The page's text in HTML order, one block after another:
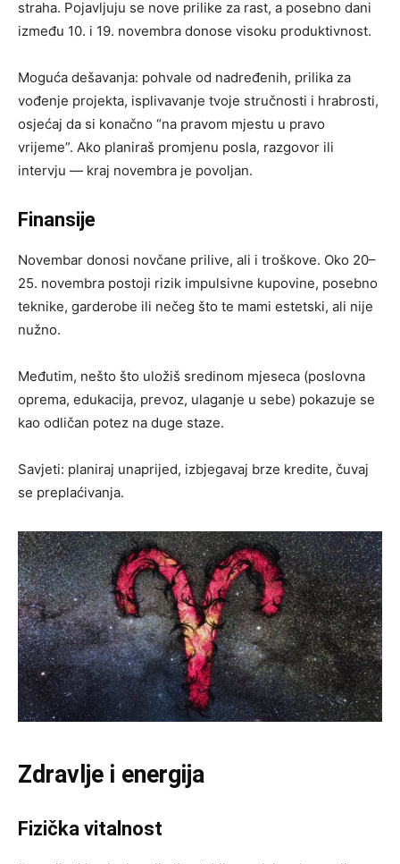
straha. Pojavljuju se nove prilike za rast, a posebno dani
između 10. i 19. novembra donose visoku produktivnost.
Moguća dešavanja: pohvale od nadređenih, prilika za
vođenje projekta, isplivavanje tvoje stručnosti i hrabrosti,
osjećaj da si konačno “na pravom mjestu u pravo
vrijeme”. Ako planiraš promjenu posla, razgovor ili
intervju — kraj novembra je povoljan.
Finansije
Novembar donosi novčane prilive, ali i troškove. Oko 20–
25. novembra postoji rizik impulsivne kupovine, posebno
teknike, garderobe ili nečeg što te mami estetski, ali nije
nužno.
Međutim, nešto što uložiš sredinom mjeseca (poslovna
oprema, edukacija, prevoz, ulaganje u sebe) pokazuje se
kao odličan potez na duge staze.
Savjeti: planiraj unaprijed, izbjegavaj brze kredite, čuvaj
se preplaćivanja.
Zdravlje i energija
Fizička vitalnost